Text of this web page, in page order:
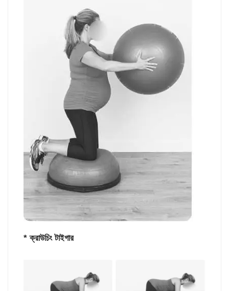
* ক্রাউচিং টাইগার